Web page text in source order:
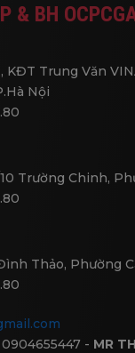
& BH
KĐT Trung Văn
Nội
Trường Chinh,
Thảo, Phường
0904655447 - MR